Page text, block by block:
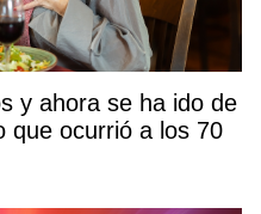
y ahora se ha ido de
que ocurrió a los 70